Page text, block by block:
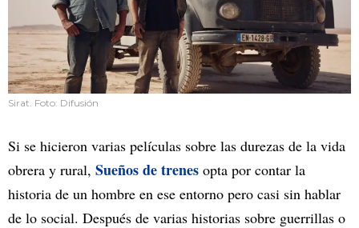
Sirat. Foto: Difusión
Si se hicieron varias películas sobre las durezas de la vida
obrera y rural, Sueños de trenes opta por contar la
historia de un hombre en ese entorno pero casi sin hablar
de lo social. Después de varias historias sobre guerrillas o